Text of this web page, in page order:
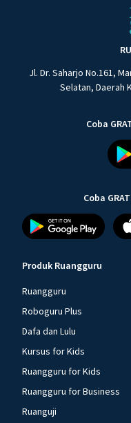
Jl. Dr. Saharjo No.161,
Selatan, Daerah
Coba
Coba
Produk Ruangguru
Ruangguru
Roboguru Plus
Dafa dan Lulu
Kursus for Kids
Ruangguru for Kids
Ruangguru for Business
Ruanguji